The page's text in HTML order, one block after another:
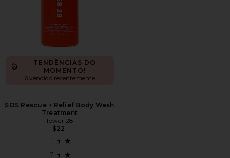
TENDÊNCIAS DO
MOMENTO!
6 vendido recentemente
SOS Rescue + Relief Body Wash
Treatment
Tower 28
$22